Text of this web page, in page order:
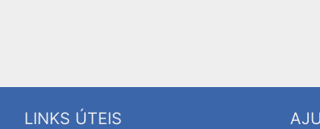
LINKS ÚTEIS